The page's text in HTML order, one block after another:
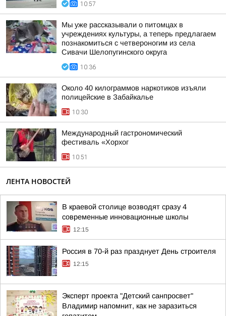
10:57
Мы уже рассказывали о питомцах в
учреждениях культуры, а теперь предлагаем
познакомиться с четвероногим из села
Сивачи Шелопугинского округа
10:36
Около 40 килограммов наркотиков изъяли
полицейские в Забайкалье
10:30
Международный гастрономический
фестиваль «Хорхог
10:51
ЛЕНТА НОВОСТЕЙ
В краевой столице возводят сразу 4
современные инновационные школы
12:15
Россия в 70-й раз празднует День строителя
12:15
Эксперт проекта "Детский санпросвет"
Владимир напомнит, как не заразиться